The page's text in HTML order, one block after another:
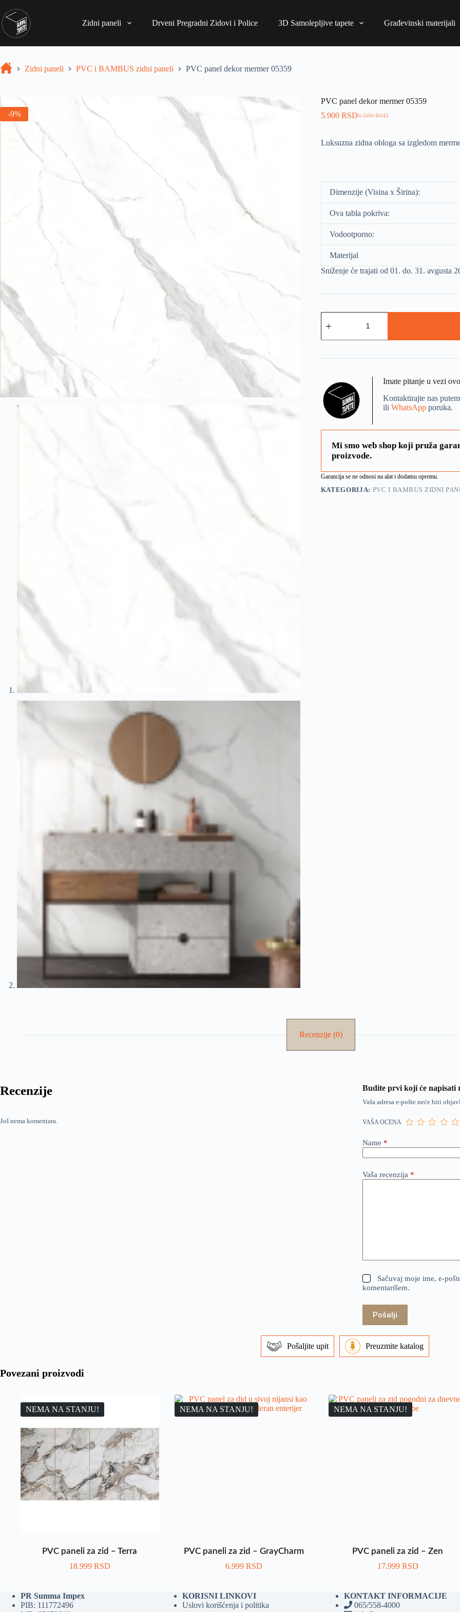
Zidni paneli Drveni Pregradni Zidovi i Police 3D Samolepljive tapete Građevinski materijali
Zidni paneli PVC i BAMBUS zidni paneli PVC panel dekor mermer 05359
-9%
PVC panel dekor mermer 05359
6.500RSD
5.900 RSD
Luksuzna zidna obloga sa izgledom
Dimenzije (Visina x Širina):
Ova tabla pokriva:
Vodootporno:
Materijal
Sniženje će trajati od 01. do. 31. avgusta
Imate pitanje u vezi
Kontaktirajte nas
ili WhatsApp poruka.
Mi smo web shop koji pruža
proizvode.
Garancija se ne odnosi na alat i dodatnu opremu.
KATEGORIJA: PVC I BAMBUS ZIDNI
Recenzije (0)
Recenzije
Još nema komentara.
Budite prvi koji će napisati
Vaša adresa e-pošte neće biti
VAŠA OCENA
Name *
Vaša recenzija *
Sačuvaj moje ime, e-
komentarišem.
Pošalji
Pošaljite upit Preuzmite katalog
Povezani proizvodi
NEMA NA STANJU!
PVC paneli za zid – Terra
18.999 RSD
NEMA NA STANJU!
PVC paneli za zid – GrayCharm
6.999 RSD
NEMA NA STANJU!
PVC paneli za zid – Zen
17.999 RSD
PR Summa Impex
PIB: 111772496
KORISNI LINKOVI
Uslovi korišćenja i politika
KONTAKT INFORMACIJE
065/558-4000